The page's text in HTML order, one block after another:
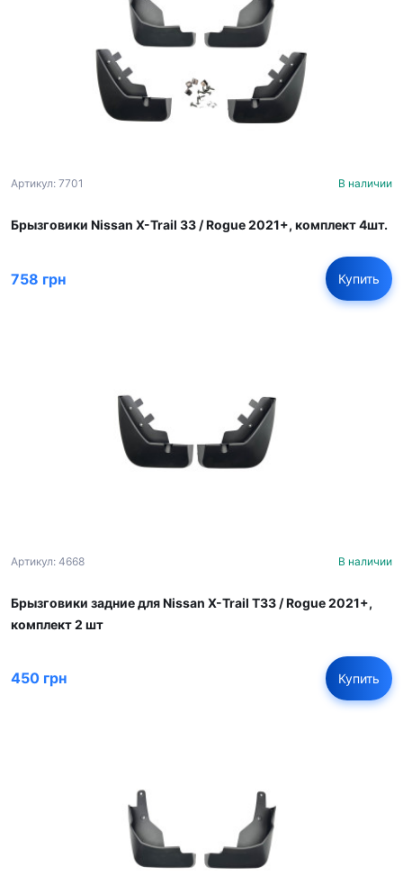
Артикул: 7701 В наличии
Брызговики Nissan X-Trail 33 / Rogue 2021+, комплект 4шт.
758 грн Купить
Артикул: 4668 В наличии
Брызговики задние для Nissan X-Trail T33 / Rogue 2021+,
комплект 2 шт
450 грн Купить